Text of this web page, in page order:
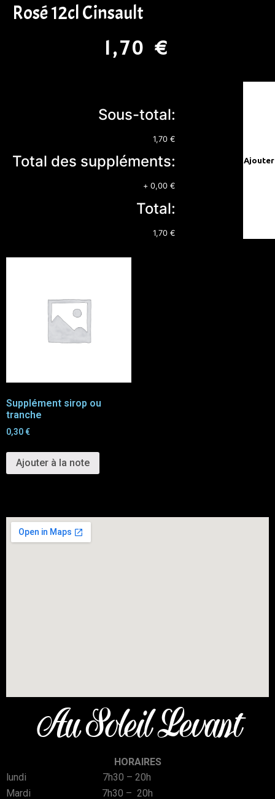
Rosé 12cl Cinsault
1,70 €
Sous-total:
1,70 €
Total des suppléments:
+ 0,00 €
Total:
1,70 €
Supplément sirop ou
tranche
0,30€
Ajouter à la note
Au Soleil Levant
HORAIRES
lundi 7h30 – 20h
Mardi 7h30 – 20h